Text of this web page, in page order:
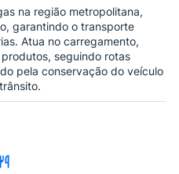
na região metropolitana,
garantindo o transporte
Atua no carregamento,
seguindo rotas
pela conservação do veículo